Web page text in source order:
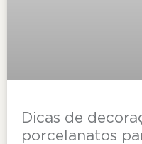
Dicas de
porcelanatos